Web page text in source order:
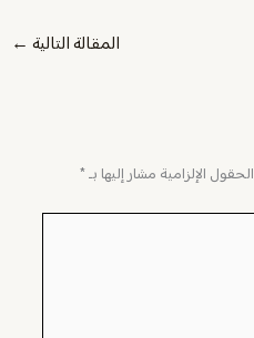
المقالة التالية ←
الحقول الإلزامية مشار إليها بـ*